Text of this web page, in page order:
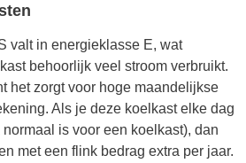
valt in energieklasse E, wat
behoorlijk veel stroom verbruikt.
het zorgt voor hoge maandelijkse
Als je deze koelkast elke dag
is voor een koelkast), dan
met een flink bedrag extra per jaar.